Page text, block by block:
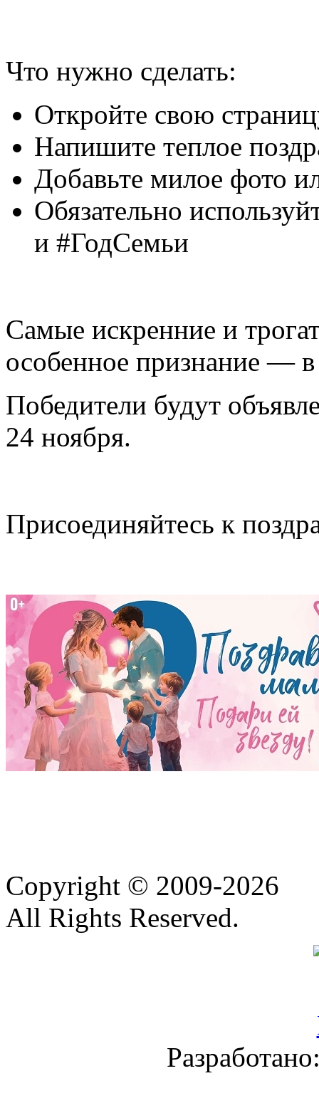
Что нужно сделать:
Откройте свою
Напишите теплое
Добавьте милое фото
Обязательно
и #ГодСемьи
Самые искренние и
особенное признание —
Победители будут
24 ноября.
Присоединяйтесь к
Copyright © 2009-2026
All Rights Reserved.